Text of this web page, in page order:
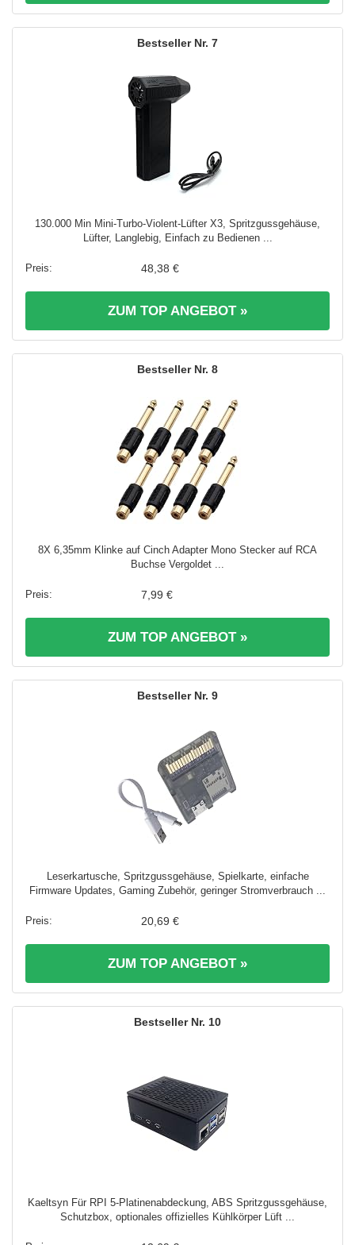
7
130.000 Min Mini-Turbo-Violent-Lüfter X3, Spritzgussgehäuse,
Lüfter, Langlebig, Einfach zu Bedienen ...
48,38 €
ZUM TOP ANGEBOT »
8
8X 6,35mm Klinke auf Cinch Adapter Mono Stecker auf RCA
Buchse Vergoldet ...
7,99 €
ZUM TOP ANGEBOT »
9
Leserkartusche, Spritzgussgehäuse, Spielkarte, einfache
Firmware Updates, Gaming Zubehör, geringer Stromverbrauch ...
20,69 €
ZUM TOP ANGEBOT »
10
Kaeltsyn Für RPI 5-Platinenabdeckung, ABS Spritzgussgehäuse,
Schutzbox, optionales offizielles Kühlkörper Lüft ...